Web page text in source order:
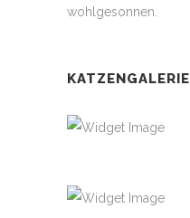
wohlgesonnen.
KATZENGALERIE